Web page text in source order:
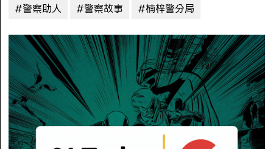
#警察助人 #警察故事 #楠梓警分局